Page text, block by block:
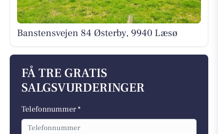
Banstensvejen 84 Østerby, 9940 Læsø
FÅ TRE GRATIS
SALGSVURDERINGER
Telefonnummer *